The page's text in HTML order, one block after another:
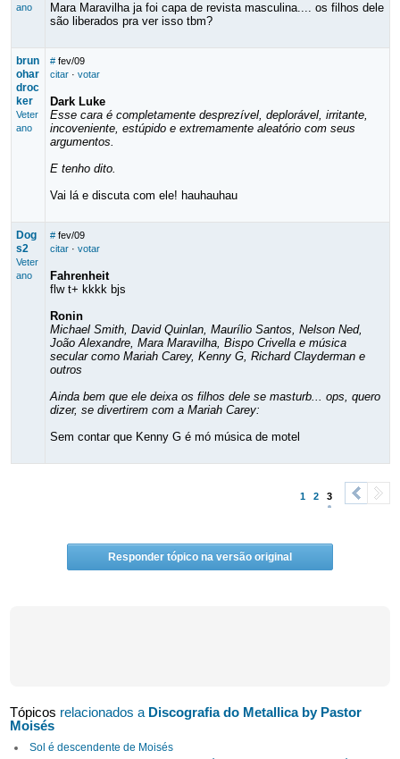
ano
Mara Maravilha ja foi capa de revista masculina.... os filhos dele
são liberados pra ver isso tbm?
brun
ohar
droc
ker
Veter
ano
# fev/09
citar· votar
Dark Luke
Esse cara é completamente desprezível, deplorável, irritante,
incoveniente, estúpido e extremamente aleatório com seus
argumentos.
E tenho dito.
Vai lá e discuta com ele! hauhauhau
Dog
s2
Veter
ano
# fev/09
citar· votar
Fahrenheit
flw t+ kkkk bjs
Ronin
Michael Smith, David Quinlan, Maurílio Santos, Nelson Ned,
João Alexandre, Mara Maravilha, Bispo Crivella e música
secular como Mariah Carey, Kenny G, Richard Clayderman e
outros
Ainda bem que ele deixa os filhos dele se masturb... ops, quero
dizer, se divertirem com a Mariah Carey:
Sem contar que Kenny G é mó música de motel
1 2 3
Responder tópico na versão original
Tópicos relacionados a Discografia do Metallica by Pastor
Moisés
Sol é descendente de Moisés